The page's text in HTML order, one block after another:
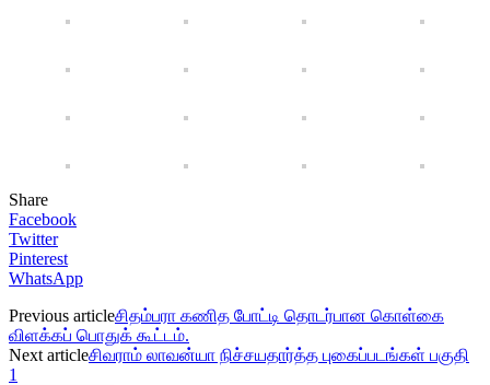
Share
Facebook
Twitter
Pinterest
WhatsApp
Previous articleசிதம்பரா கணித போட்டி தொடர்பான கொள்கை
விளக்கப் பொதுக் கூட்டம்.
Next articleசிவராம் லாவன்யா நிச்சயதார்த்த புகைப்படங்கள் பகுதி
1